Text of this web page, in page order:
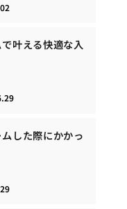
叶える快適な入
した際にかかっ